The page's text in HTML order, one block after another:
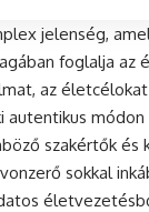
jelenség,
foglalja az
az
autentikus
szakértők és
sokkal